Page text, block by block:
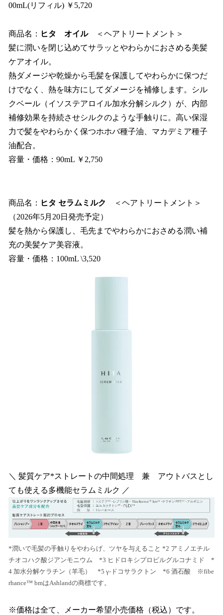
00mL(リフィル) ￥5,720
商品名： ヒタ オイル＜ヘアトリートメント＞
髪に潤いを閉じ込めてサラッとやわらかにおさめる美髪
ケアオイル。
熱ダメージや乾燥から毛髪を保護してやわらかに保つだ
けでなく、熱を味方にしてダメージを補修します。シル
クベール（イソステアロイル加水分解シルク）が、内部
補修効果を持続させシルクのような手触りに。高い保湿
力で髪をやわらかく保つホホバ種子油、マカデミア種子
油配合。
容量・価格：90mL ￥2,750
商品名： ヒタ セラムミルク
＜ヘアトリートメント＞
（2026年5月20日発売予定）
髪を熱から保護し、毛先までやわらかにおさめる潤い補
充の美髪ケア美容液。
容量・価格：100mL \3,520
＼ 髪質ケア*ストレートの中間処理 兼 アウトバスとし
ても使える多機能セラムミルク ／
*潤いで毛髪の手触りをやわらげ、ツヤを与えること *2 アミノエチル
チオコハク酸ジアンモニウム *3 ヒドロキシプロピルグルコナミド *
4 加水分解ケラチン（羊毛） *5 γ-ドコサラクトン *6 酒石酸 ※fibe
rhance™ bmはAshlandの商標です。
※価格は全て、メーカー希望小売価格（税込）です。